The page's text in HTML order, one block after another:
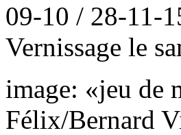
09-10 / 28-11-
Vernissage le
image: «jeu de
Félix/Bernard